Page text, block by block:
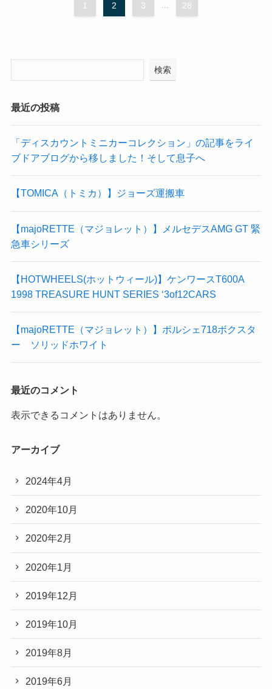
1 2 3 ... 28
検索
最近の投稿
「ディスカウントミニカーコレクション」の記事をライ
ブドアブログから移しました！そして息子へ
【TOMICA（トミカ）】ジョーズ運搬車
【majoRETTE（マジョレット）】メルセデスAMG GT 緊
急車シリーズ
【HOTWHEELS(ホットウィール)】ケンワースT600A
1998 TREASURE HUNT SERIES ‘3of12CARS
【majoRETTE（マジョレット）】ポルシェ718ボクスタ
ー ソリッドホワイト
最近のコメント
表示できるコメントはありません。
アーカイブ
2024年4月
2020年10月
2020年2月
2020年1月
2019年12月
2019年10月
2019年8月
2019年6月